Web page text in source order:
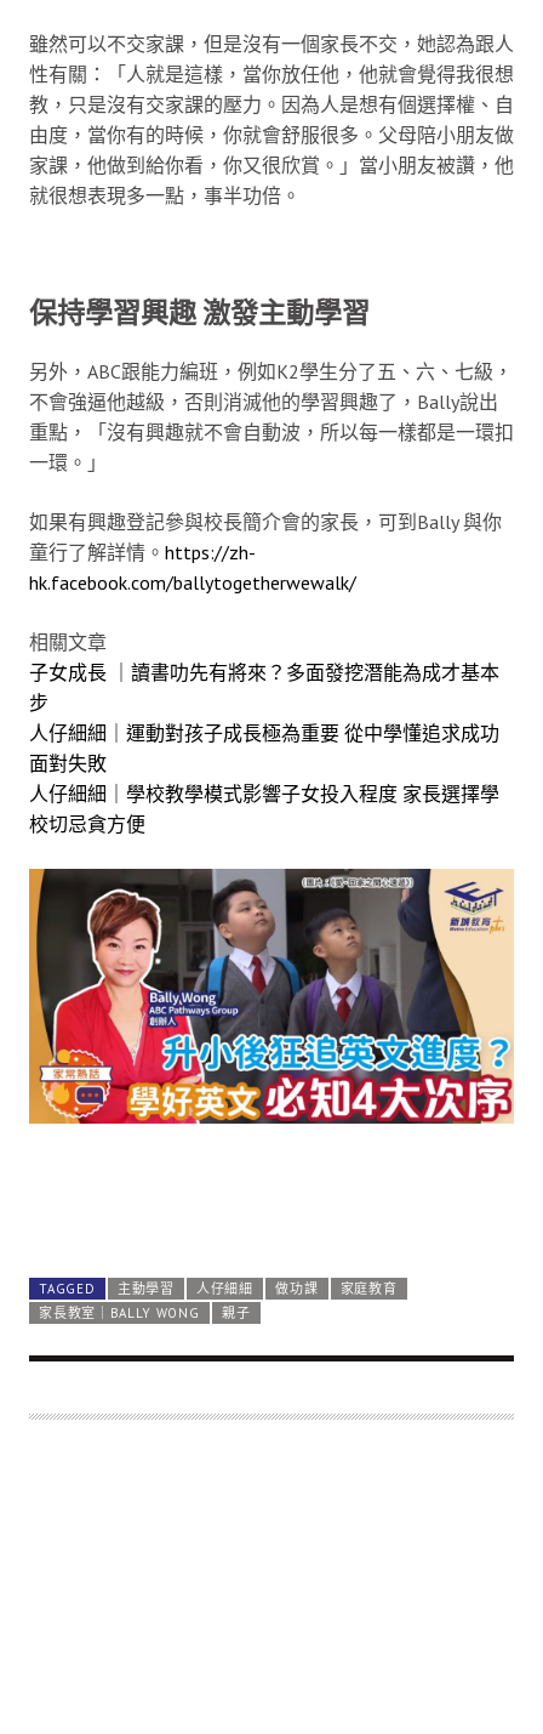
雖然可以不交家課，但是沒有一個家長不交，她認為跟人
性有關：「人就是這樣，當你放任他，他就會覺得我很想
教，只是沒有交家課的壓力。因為人是想有個選擇權、自
由度，當你有的時候，你就會舒服很多。父母陪小朋友做
家課，他做到給你看，你又很欣賞。」當小朋友被讚，他
就很想表現多一點，事半功倍。
保持學習興趣 激發主動學習
另外，ABC跟能力編班，例如K2學生分了五、六、七級，
不會強逼他越級，否則消滅他的學習興趣了，Bally說出
重點，「沒有興趣就不會自動波，所以每一樣都是一環扣
一環。」
如果有興趣登記參與校長簡介會的家長，可到Bally 與你
童行了解詳情。 https://zh-
hk.facebook.com/ballytogetherwewalk/
相關文章
子女成長 ｜讀書叻先有將來？多面發挖潛能為成才基本
步
人仔細細｜運動對孩子成長極為重要 從中學懂追求成功
面對失敗
人仔細細｜學校教學模式影響子女投入程度 家長選擇學
校切忌貪方便
TAGGED 主動學習 人仔細細 做功課
家庭教育
家長教室｜BALLY WONG
親子